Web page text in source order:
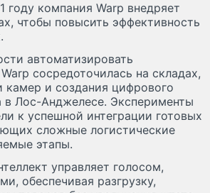
году компания Warp внедряет
чтобы повысить эффективность
автоматизировать
сосредоточилась на складах,
камер и создания цифрового
в Лос-Анджелесе. Эксперименты
к успешной интеграции готовых
сложные логистические
этапы.
управляет голосом,
обеспечивая разгрузку,